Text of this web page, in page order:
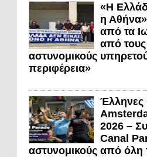
«Η
η
από τα
από
αστυνομικούς
περιφέρεια»
Έλληνες
2026 –
Canal
αστυνομικούς από